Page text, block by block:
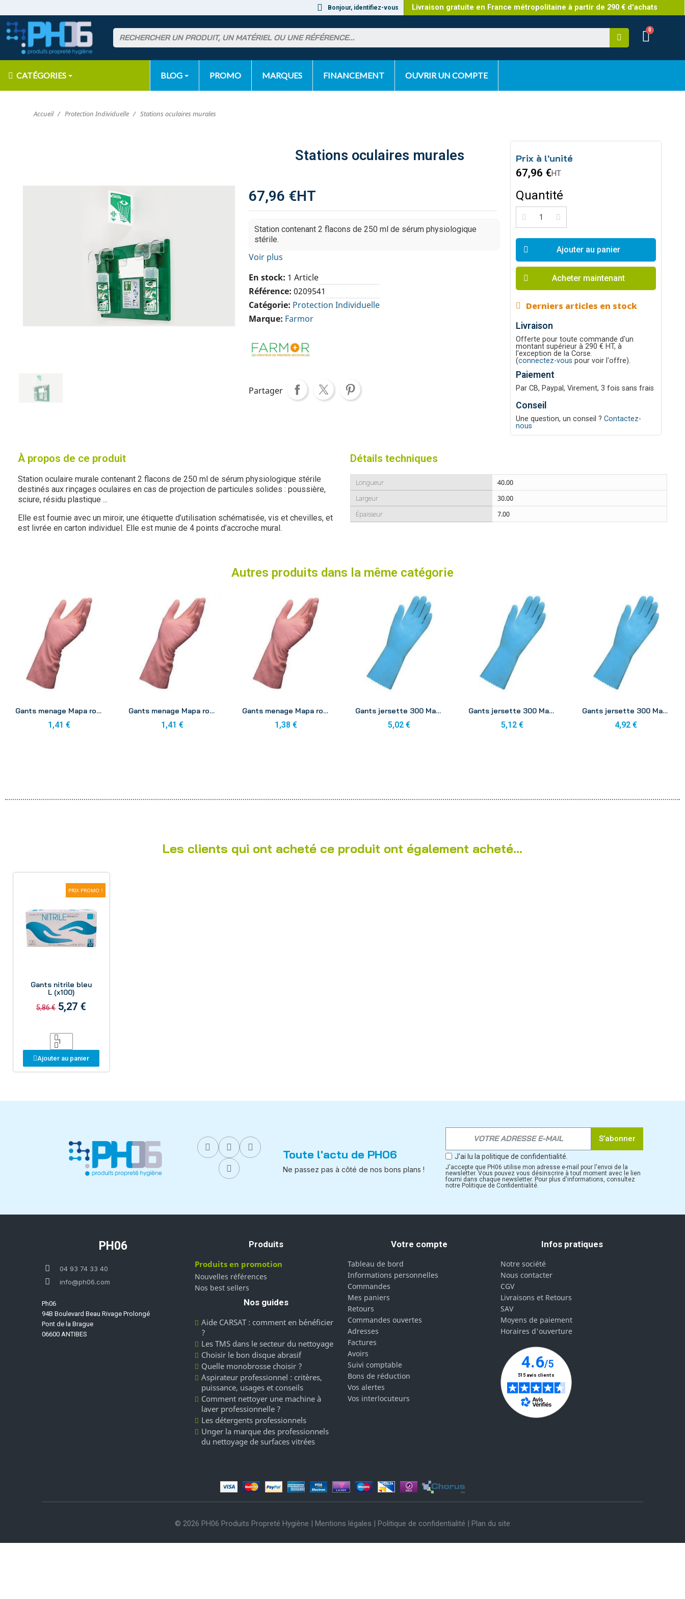
Bonjour, identifiez-vous Livraison gratuite en France métropolitaine à partir de 290 € d'achats
CATÉGORIES BLOG PROMO MARQUES FINANCEMENT OUVRIR UN COMPTE
Accueil Protection Individuelle Stations oculaires murales
Stations oculaires murales
67,96 €HT
Station contenant 2 flacons de 250 ml de sérum physiologique
stérile.
Voir plus
En stock 1 Article
Référence 0209541
Catégorie Protection Individuelle
Marque Farmor
Partager
Prix à l'unité
67,96 €HT
Quantité
Ajouter au panier
Acheter maintenant
Derniers articles en stock
Livraison
Offerte pour toute commande d'un
montant supérieur à 290 € HT, à
l'exception de la Corse.
(connectez-vous pour voir l'offre).
Paiement
Par CB, Paypal, Virement, 3 fois sans frais
Conseil
Une question, un conseil ?Contactez-
nous
À propos de ce produit
Station oculaire murale contenant 2 flacons de 250 ml de sérum physiologique stérile
destinés aux rinçages oculaires en cas de projection de particules solides : poussière,
sciure, résidu plastique ...
Elle est fournie avec un miroir, une étiquette d’utilisation schématisée, vis et chevilles, et
est livrée en carton individuel. Elle est munie de 4 points d’accroche mural.
Détails techniques
Longueur
40.00
Largeur
30.00
Épaisseur
7.00
Autres produits dans la même catégorie
Gants menage Mapa rose 6-6 1/2
1,41 €
Gants menage Mapa rose 7-7 1/2
1,41 €
Gants menage Mapa rose 8-8 1/2
1,38 €
Gants jersette 300 Mapa 5-5 1/2
5,02 €
Gants jersette 300 Mapa 6-6 1/2
5,12 €
Gants jersette 300 Mapa 7-7 1/2
4,92 €
Les clients qui ont acheté ce produit ont également acheté...
PRIX PROMO !
Gants nitrile bleu
L (x100)
5,86 € 5,27 €
Ajouter au panier
Toute l'actu de PH06
Ne passez pas à côté de nos bons plans !
S’abonner
J'ai lu la politique de confidentialité.
J'accepte que PH06 utilise mon adresse e-mail pour l'envoi de la
newsletter. Vous pouvez vous désinscrire à tout moment avec le lien
fourni dans chaque newsletter. Pour plus d'informations, consultez
notre Politique de Confidentialité.
PH06
04 93 74 33 40
info@ph06.com
Ph06
94B Boulevard Beau Rivage Prolongé
Pont de la Brague
06600 ANTIBES
Produits
Produits en promotion
Nouvelles références
Nos best sellers
Nos guides
Aide CARSAT : comment en bénéficier
?
Les TMS dans le secteur du nettoyage
Choisir le bon disque abrasif
Quelle monobrosse choisir ?
Aspirateur professionnel : critères,
puissance, usages et conseils
Comment nettoyer une machine à
laver professionnelle ?
Les détergents professionnels
Unger la marque des professionnels
du nettoyage de surfaces vitrées
Votre compte
Tableau de bord
Informations personnelles
Commandes
Mes paniers
Retours
Commandes ouvertes
Adresses
Factures
Avoirs
Suivi comptable
Bons de réduction
Vos alertes
Vos interlocuteurs
Infos pratiques
Notre société
Nous contacter
CGV
Livraisons et Retours
SAV
Moyens de paiement
Horaires d'ouverture
© 2026 PH06 Produits Propreté Hygiène | Mentions légales Politique de confidentialité Plan du site